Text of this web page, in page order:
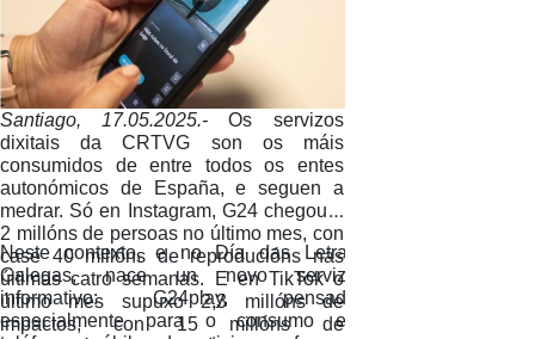
Santiago, 17.05.2025.-
Os servizos
dixitais da CRTVG son os máis
consumidos de entre todos os entes
autonómicos de España, e seguen a
medrar. Só en Instagram, G24 chegou a
2 millóns de persoas no último mes, con
case 40 millóns de reproducións nas
últimas catro semanas. E en TikTok o
último mes supuxo 2,3 millóns de
impactos, con 15 millóns de
Neste contexto, e no Día das Letras
Galegas, nace un novo servizo
informativo: G24play, pensado
especialmente para o consumo en